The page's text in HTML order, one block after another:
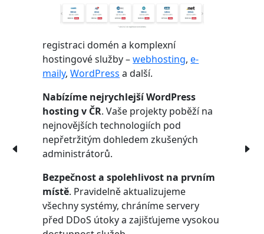
registraci domén a komplexní
hostingové služby –webhosting,e-
maily,WordPress a další.
Nabízíme nejrychlejší WordPress
hosting v ČR. Vaše projekty poběží na
nejnovějších technologiích pod
nepřetržitým dohledem zkušených
administrátorů.
Bezpečnost a spolehlivost na prvním
místě. Pravidelně aktualizujeme
všechny systémy, chráníme servery
před DDoS útoky a zajišťujeme vysokou